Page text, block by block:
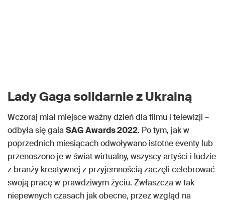
Lady Gaga solidarnie z Ukrainą
Wczoraj miał miejsce ważny dzień dla filmu i telewizji –
odbyła się galaSAG Awards 2022. Po tym, jak w
poprzednich miesiącach odwoływano istotne eventy lub
przenoszono je w świat wirtualny, wszyscy artyści i ludzie
z branży kreatywnej z przyjemnością zaczęli celebrować
swoją pracę w prawdziwym życiu. Zwłaszcza w tak
niepewnych czasach jak obecne, przez wzgląd na